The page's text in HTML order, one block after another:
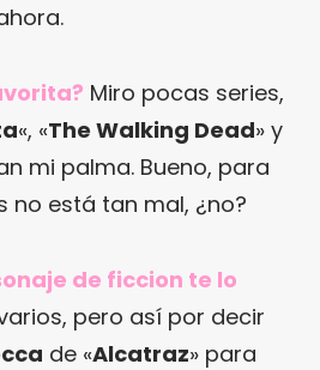
Miro pocas series,
«, «The Walking Dead» y
mi palma. Bueno, para
no está tan mal, ¿no?
de ficcion te lo
pero así por decir
de «Alcatraz» para